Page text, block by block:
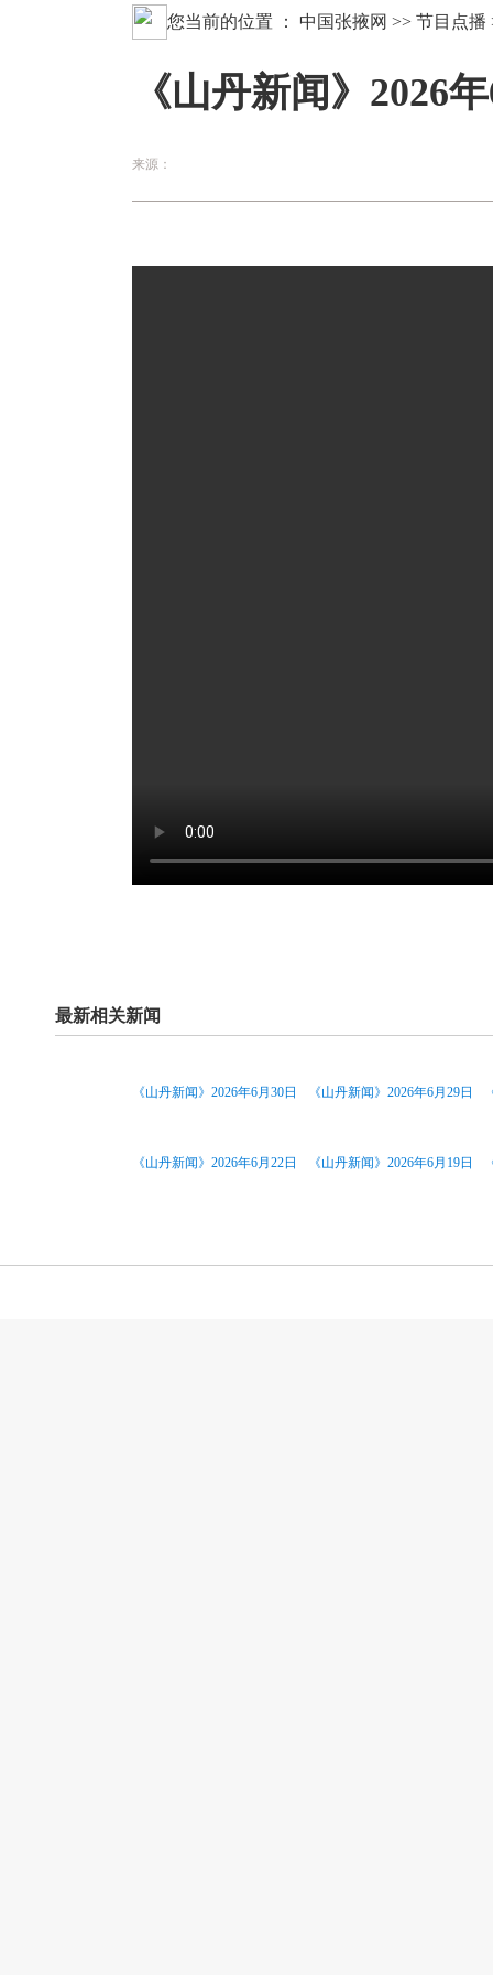
您当前的位置 ： 中国张掖网 >> 节目点播
《山丹新闻》2026
来源：
最新相关新闻
《山丹新闻》2026年6月30日 《山丹新闻》2026年6月29日
《山丹新闻》2026年6月22日 《山丹新闻》2026年6月19日